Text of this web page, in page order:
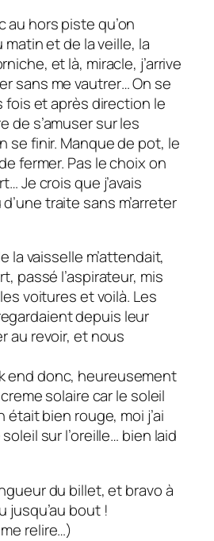
hors piste qu’on
et de la veille, la
et là, miracle, j’arrive
sans me vautrer… On se
fois et après direction le
de s’amuser sur les
se finir. Manque de pot, le
fermer. Pas le choix on
Je crois que j’avais
traite sans m’arreter
la vaisselle m’attendait,
passé l’aspirateur, mis
voitures et voilà. Les
depuis leur
au revoir, et nous
end donc, heureusement
solaire car le soleil
bien rouge, moi j’ai
sur l’oreille… bien laid
du billet, et bravo à
jusqu’au bout !
relire…)